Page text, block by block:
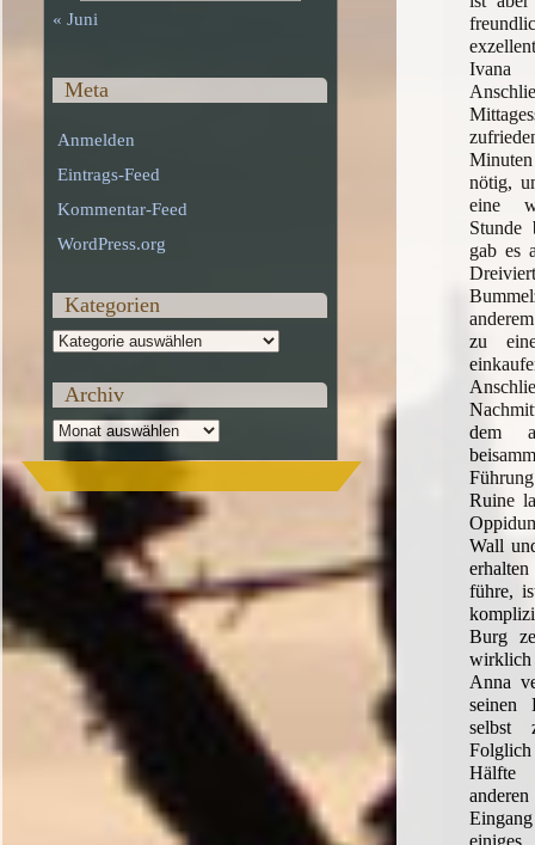
nötig,
eine
Stunde
gab es
zu
dem
Ruine
Wall
führe,
Burg
wirklich
Anna
seinen
selbst
« Juni
Meta
Anmelden
Eintrags-Feed
Kommentar-Feed
WordPress.org
Kategorien
Kategorien
Archiv
Archiv